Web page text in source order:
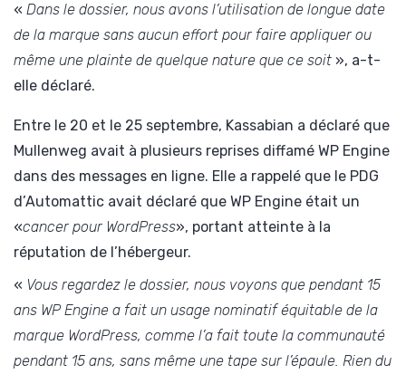
« Dans le dossier, nous avons l’utilisation de longue date
de la marque sans aucun effort pour faire appliquer ou
même une plainte de quelque nature que ce soit », a-t-
elle déclaré.
Entre le 20 et le 25 septembre, Kassabian a déclaré que
Mullenweg avait à plusieurs reprises diffamé WP Engine
dans des messages en ligne. Elle a rappelé que le PDG
d’Automattic avait déclaré que WP Engine était un
«cancer pour WordPress», portant atteinte à la
réputation de l’hébergeur.
« Vous regardez le dossier, nous voyons que pendant 15
ans WP Engine a fait un usage nominatif équitable de la
marque WordPress, comme l’a fait toute la communauté
pendant 15 ans, sans même une tape sur l’épaule. Rien du